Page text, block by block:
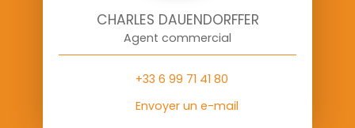
CHARLES DAUENDORFFER
Agent commercial
+33 6 99 71 41 80
Envoyer un e-mail